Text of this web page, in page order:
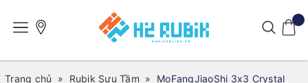
Trang chủ » Rubik Sưu Tầm »
MoFangJiaoShi 3x3 Crystal